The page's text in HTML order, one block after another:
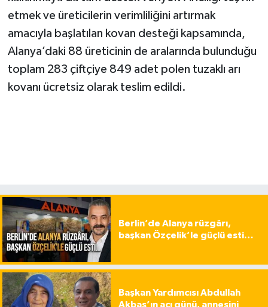
etmek ve üreticilerin verimliliğini artırmak
amacıyla başlatılan kovan desteği kapsamında,
Alanya’daki 88 üreticinin de aralarında bulunduğu
toplam 283 çiftçiye 849 adet polen tuzaklı arı
kovanı ücretsiz olarak teslim edildi.
Berlin’de Alanya rüzgârı,
başkan Özçelik’le güçlü esti…
Başkan Yardımcısı Abdullah
Akbaş’ın acı günü, annesini